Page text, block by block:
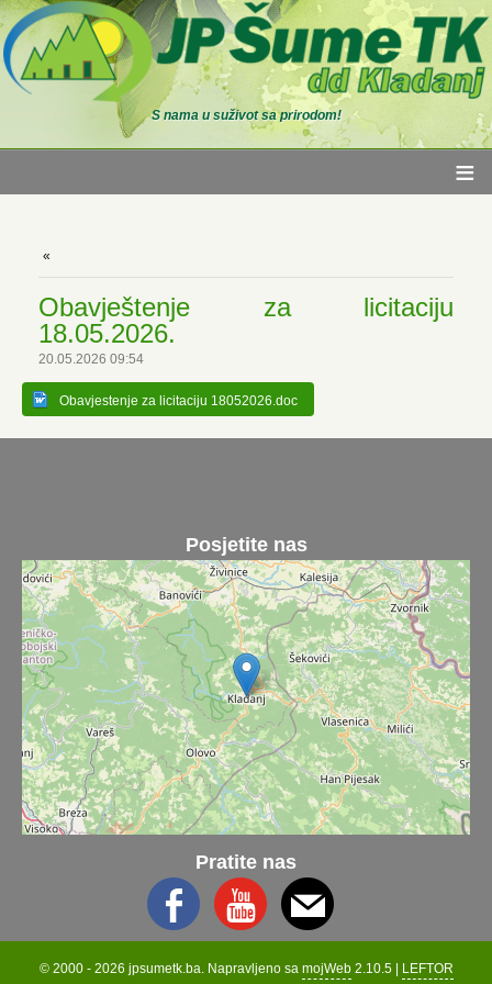
S nama u suživot sa prirodom!
≡
Obavještenje za licitaciju
18.05.2026.
20.05.2026 09:54
Obavjestenje za licitaciju 18052026.doc
Posjetite nas
Pratite nas
© 2000 - 2026 jpsumetk.ba. Napravljeno sa mojWeb2.10.5 | LEFTOR